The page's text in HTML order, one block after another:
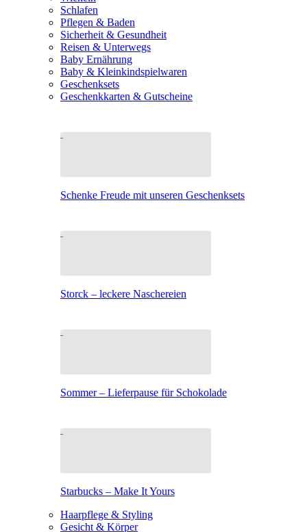
Schlafen
Pflegen & Baden
Sicherheit & Gesundheit
Reisen & Unterwegs
Baby Ernährung
Baby & Kleinkindspielwaren
Geschenksets
Geschenkkarten & Gutscheine
Schenke Freude mit unseren Geschenksets
Storck – leckere Naschereien
Sommer – Lieferpause für Schokolade
Starbucks – Make It Yours
Haarpflege & Styling
Gesicht & Körper